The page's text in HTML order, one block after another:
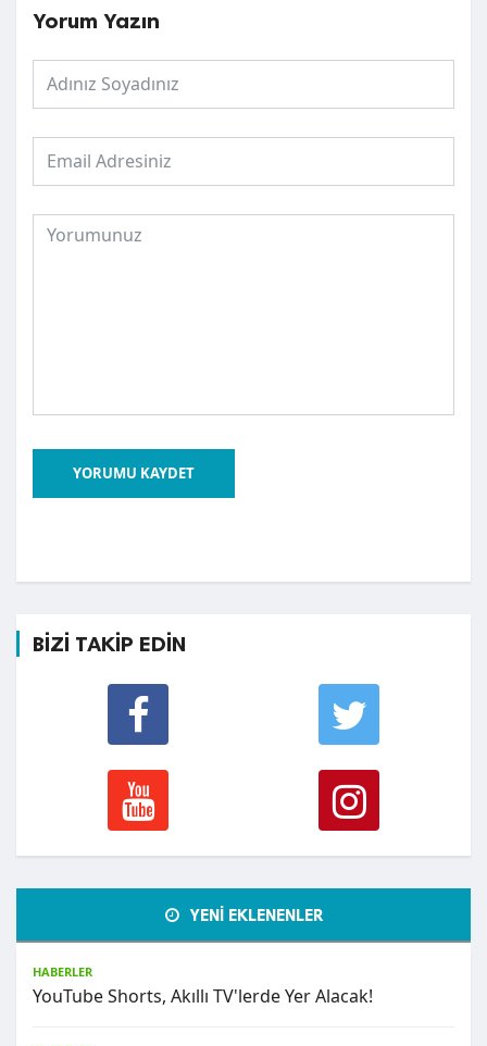
Yorum Yazın
YORUMU KAYDET
BİZİ TAKİP EDİN
YENİ EKLENENLER
HABERLER
YouTube Shorts, Akıllı TV'lerde Yer Alacak!